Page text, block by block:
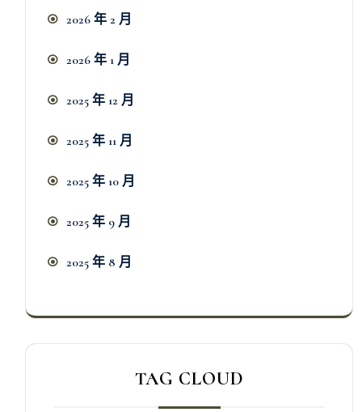
2026 年 2 月
2026 年 1 月
2025 年 12 月
2025 年 11 月
2025 年 10 月
2025 年 9 月
2025 年 8 月
TAG CLOUD